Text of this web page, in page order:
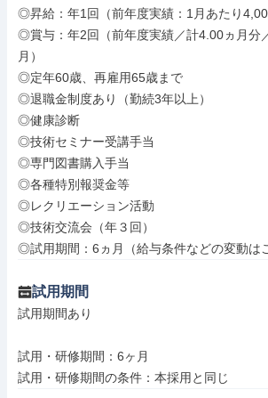
◎昇給：年1回（前年度実績：1月あたり
◎賞与：年2回（前年度実績／計4.00ヵ月分
月）
◎定年60歳、再雇用65歳まで
◎退職金制度あり（勤続3年以上）
◎健康診断
◎技術セミナー受講手当
◎専門図書購入手当
◎各種特別報奨金等
◎レクリエーション活動
◎技術交流会（年３回）
◎試用期間：6ヵ月（給与条件などの変動は
試用期間
試用期間あり
試用・研修期間：6ヶ月